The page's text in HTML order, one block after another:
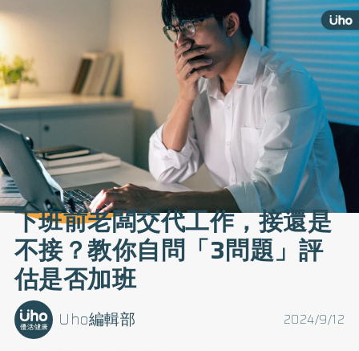
下班前老闆交代工作，接還是
不接？教你自問「3問題」評
估是否加班
2024/9/12
Uho編輯部